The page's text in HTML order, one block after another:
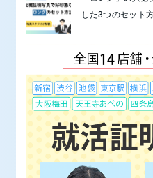
した3つのセット